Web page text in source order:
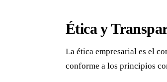
Ética y
La ética empresarial es el
conforme a los principios